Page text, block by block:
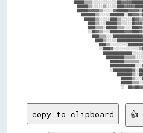
copy to clipboard 👍